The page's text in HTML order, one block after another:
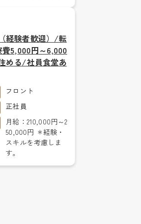
経験者歓迎）/転
5,000円～6,000
める/社員食堂あ
フロント
正社員
月給：210,000円～2
50,000円 ＊経験・
スキルを考慮しま
す。